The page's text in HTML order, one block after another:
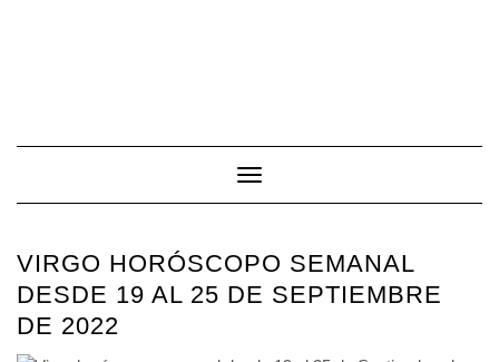
Toggle Navigation
VIRGO HORÓSCOPO SEMANAL
DESDE 19 AL 25 DE SEPTIEMBRE
DE 2022